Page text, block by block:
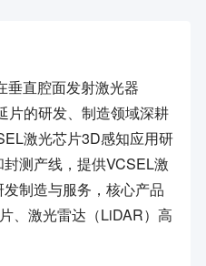
垂直腔面发射激光器
片的研发、制造领域深耕
激光芯片3D感知应用研
测产线，提供VCSEL激
制造与服务，核心产品
、激光雷达（LiDAR）高